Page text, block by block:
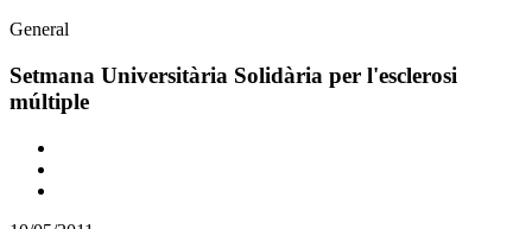
Àmbit
la
notícia
General
Setmana Universitària Solidària per l'esclerosi
múltiple
Comparteix